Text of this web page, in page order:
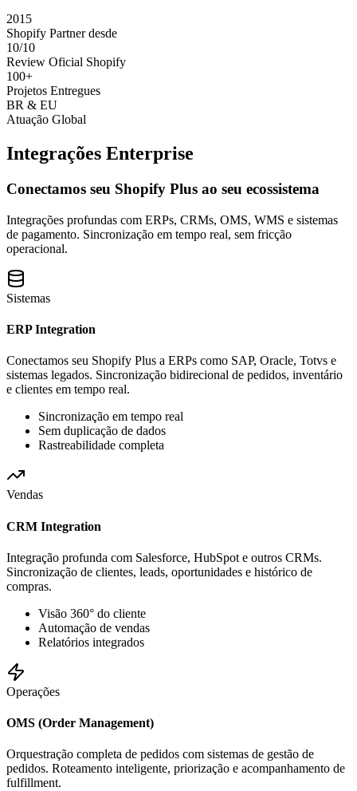
2015
Shopify Partner desde
10/10
Review Oficial Shopify
100+
Projetos Entregues
BR & EU
Atuação Global
Integrações Enterprise
Conectamos seu Shopify Plus ao seu ecossistema
Integrações profundas com ERPs, CRMs, OMS, WMS e sistemas
de pagamento. Sincronização em tempo real, sem fricção
operacional.
Sistemas
ERP Integration
Conectamos seu Shopify Plus a ERPs como SAP, Oracle, Totvs e
sistemas legados. Sincronização bidirecional de pedidos, inventário
e clientes em tempo real.
Sincronização em tempo real
Sem duplicação de dados
Rastreabilidade completa
Vendas
CRM Integration
Integração profunda com Salesforce, HubSpot e outros CRMs.
Sincronização de clientes, leads, oportunidades e histórico de
compras.
Visão 360° do cliente
Automação de vendas
Relatórios integrados
Operações
OMS (Order Management)
Orquestração completa de pedidos com sistemas de gestão de
pedidos. Roteamento inteligente, priorização e acompanhamento de
fulfillment.